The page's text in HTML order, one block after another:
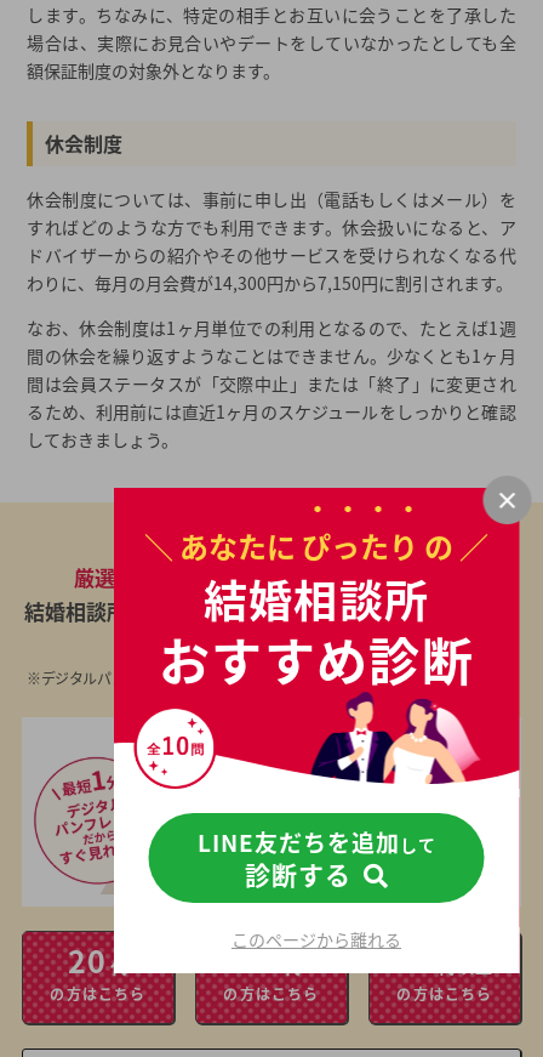
します。ちなみに、特定の相手とお互いに会うことを了承した
場合は、実際にお見合いやデートをしていなかったとしても全
額保証制度の対象外となります。
休会制度
休会制度については、事前に申し出（電話もしくはメール）を
すればどのような方でも利用できます。休会扱いになると、ア
ドバイザーからの紹介やその他サービスを受けられなくなる代
わりに、毎月の月会費が14,300円から7,150円に割引されます。
なお、休会制度は1ヶ月単位での利用となるので、たとえば1週
間の休会を繰り返すようなことはできません。少なくとも1ヶ月
間は会員ステータスが「交際中止」または「終了」に変更され
るため、利用前には直近1ヶ月のスケジュールをしっかりと確認
しておきましょう。
厳選大手17社
からあなたの年代に合わせた
結婚相談所のデジタルパンフレットを無料でお届けし
ます
※デジタルパンフレットに対応していない相談所の資料は、結婚相談所とわか
らないよう無記名封筒でお送りします
20代
の方はこちら
30
の方はこちら
40
の方はこちら
＼ あなたに ぴったり の ／
結婚相談所
おすすめ診断
LINE友だちを追加 して
診断する
このページから離れる